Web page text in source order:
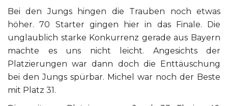
Bei den Jungs hingen die Trauben noch etwas
höher. 70 Starter gingen hier in das Finale. Die
unglaublich starke Konkurrenz gerade aus Bayern
machte es uns nicht leicht. Angesichts der
Platzierungen war dann doch die Enttäuschung
bei den Jungs spürbar. Michel war noch der Beste
mit Platz 31.